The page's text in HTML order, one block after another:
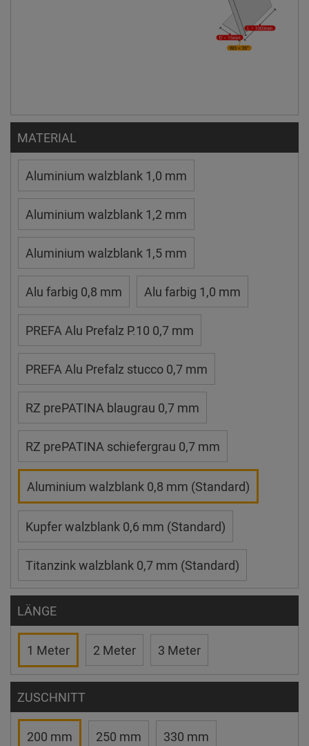
MATERIAL
Aluminium walzblank 1,0 mm
Aluminium walzblank 1,2 mm
Aluminium walzblank 1,5 mm
Alu farbig 0,8 mm Alu farbig 1,0 mm
PREFA Alu Prefalz P.10 0,7 mm
PREFA Alu Prefalz stucco 0,7 mm
RZ prePATINA blaugrau 0,7 mm
RZ prePATINA schiefergrau 0,7 mm
Aluminium walzblank 0,8 mm (Standard)
Kupfer walzblank 0,6 mm (Standard)
Titanzink walzblank 0,7 mm (Standard)
LÄNGE
1 Meter 2 Meter 3 Meter
ZUSCHNITT
200 mm 250 mm 330 mm